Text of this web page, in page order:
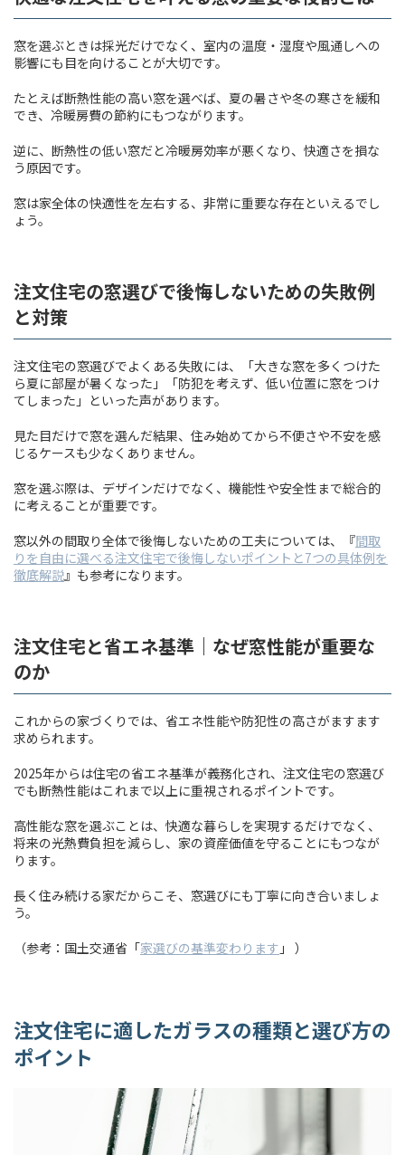
窓を選ぶときは採光だけでなく、室内の温度・湿度や風通しへの
影響にも目を向けることが大切です。
たとえば断熱性能の高い窓を選べば、夏の暑さや冬の寒さを緩和
でき、冷暖房費の節約にもつながります。
逆に、断熱性の低い窓だと冷暖房効率が悪くなり、快適さを損な
う原因です。
窓は家全体の快適性を左右する、非常に重要な存在といえるでし
ょう。
注文住宅の窓選びで後悔しないための失敗例
と対策
注文住宅の窓選びでよくある失敗には、「大きな窓を多くつけた
ら夏に部屋が暑くなった」「防犯を考えず、低い位置に窓をつけ
てしまった」といった声があります。
見た目だけで窓を選んだ結果、住み始めてから不便さや不安を感
じるケースも少なくありません。
窓を選ぶ際は、デザインだけでなく、機能性や安全性まで総合的
に考えることが重要です。
窓以外の間取り全体で後悔しないための工夫については、『間取
りを自由に選べる注文住宅で後悔しないポイントと7つの具体例を
徹底解説』も参考になります。
注文住宅と省エネ基準｜なぜ窓性能が重要な
のか
これからの家づくりでは、省エネ性能や防犯性の高さがますます
求められます。
2025年からは住宅の省エネ基準が義務化され、注文住宅の窓選び
でも断熱性能はこれまで以上に重視されるポイントです。
高性能な窓を選ぶことは、快適な暮らしを実現するだけでなく、
将来の光熱費負担を減らし、家の資産価値を守ることにもつなが
ります。
長く住み続ける家だからこそ、窓選びにも丁寧に向き合いましょ
う。
（参考：国土交通省「家選びの基準変わります 」 ）
注文住宅に適したガラスの種類と選び方の
ポイント